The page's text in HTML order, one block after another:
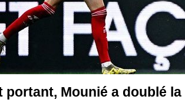
portant, Mounié a doublé la